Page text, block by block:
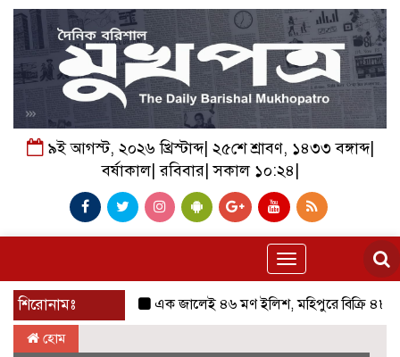
৯ই আগস্ট, ২০২৬ খ্রিস্টাব্দ| ২৫শে শ্রাবণ, ১৪৩৩ বঙ্গাব্দ|
বর্ষাকাল| রবিবার| সকাল ১০:২৪|
Toggle
navigation
শিরোনামঃ এক জালেই ৪৬ মণ ইলিশ, মহিপুরে বিক্রি ৪৮ লাখ ৫০
হোম